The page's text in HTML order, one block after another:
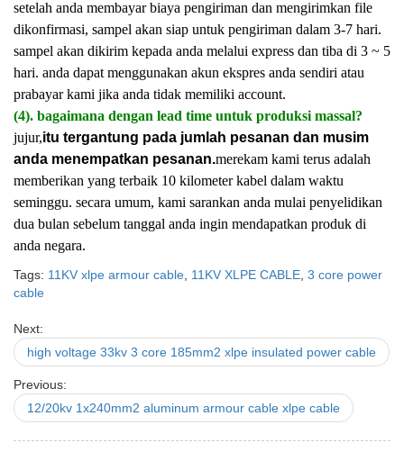
setelah anda membayar biaya pengiriman dan mengirimkan file
dikonfirmasi, sampel akan siap untuk pengiriman dalam 3-7 hari.
sampel akan dikirim kepada anda melalui express dan tiba di 3 ~ 5
hari. anda dapat menggunakan akun ekspres anda sendiri atau
prabayar kami jika anda tidak memiliki account.
(4). bagaimana dengan lead time untuk produksi massal?
jujur,itu tergantung pada jumlah pesanan dan musim
anda menempatkan pesanan.merekam kami terus adalah
memberikan yang terbaik 10 kilometer kabel dalam waktu
seminggu. secara umum, kami sarankan anda mulai penyelidikan
dua bulan sebelum tanggal anda ingin mendapatkan produk di
anda negara.
Tags: 11KV xlpe armour cable 11KV XLPE CABLE 3 core power
cable
Next:
high voltage 33kv 3 core 185mm2 xlpe insulated power cable
Previous:
12/20kv 1x240mm2 aluminum armour cable xlpe cable